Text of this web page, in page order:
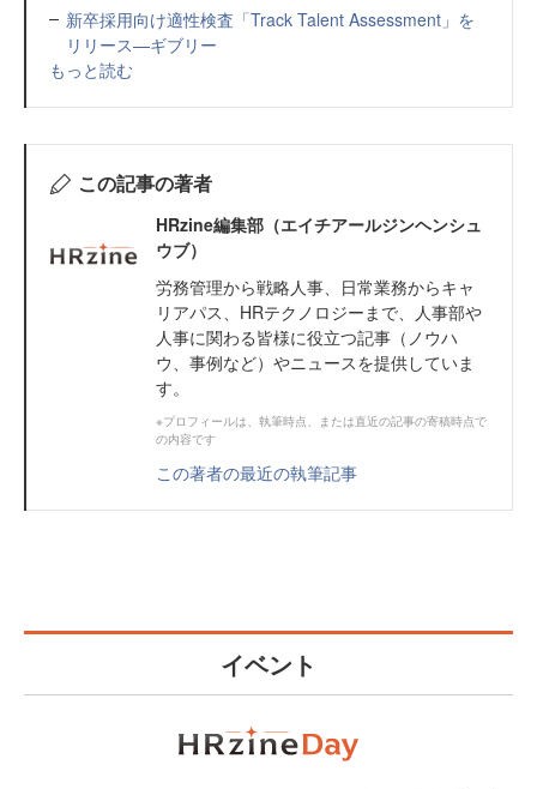
新卒採用向け適性検査「Track Talent Assessment」を
リリース—ギブリー
もっと読む
この記事の著者
HRzine編集部（エイチアールジンヘンシュ
ウブ）
労務管理から戦略人事、日常業務からキャ
リアパス、HRテクノロジーまで、人事部や
人事に関わる皆様に役立つ記事（ノウハ
ウ、事例など）やニュースを提供していま
す。
※プロフィールは、執筆時点、または直近の記事の寄稿時点で
の内容です
この著者の最近の執筆記事
イベント